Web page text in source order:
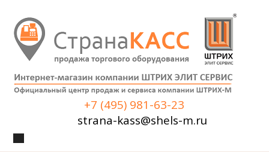
+7 (495) 981-63-23
strana-kass@shels-m.ru